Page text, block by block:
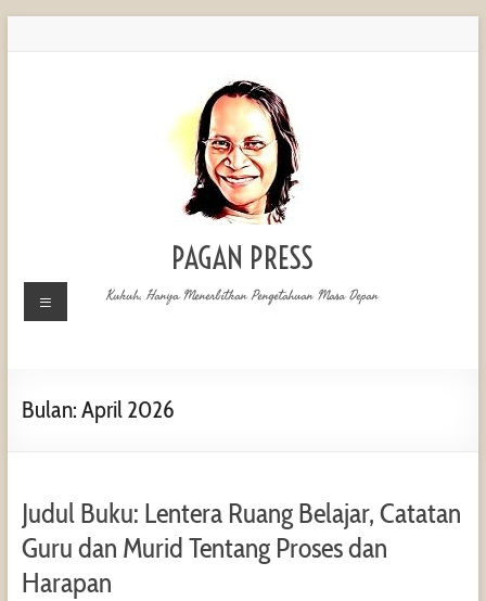
PAGAN PRESS
Kukuh, Hanya Menerbitkan Pengetahuan Masa Depan
Bulan:April 2026
Judul Buku: Lentera Ruang Belajar, Catatan
Guru dan Murid Tentang Proses dan
Harapan